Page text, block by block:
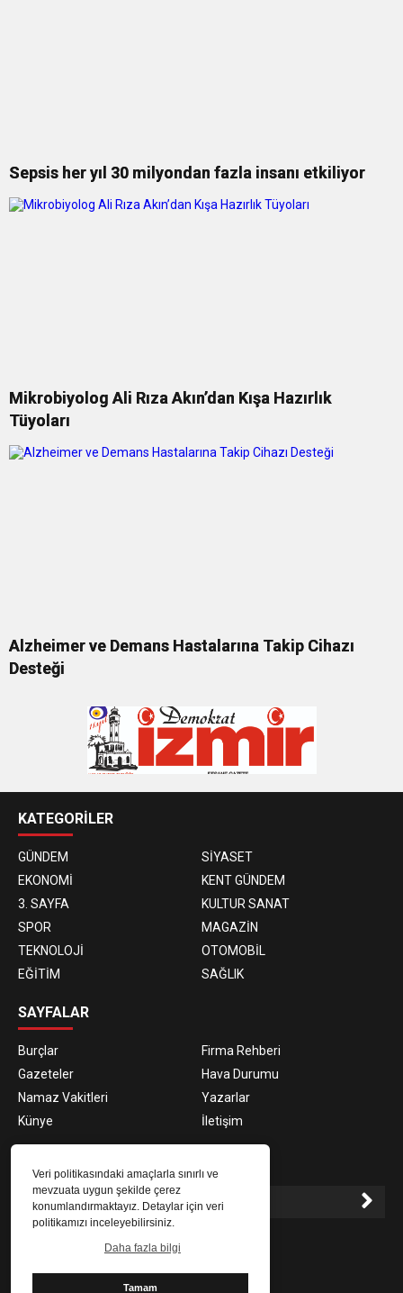
Veri politikasındaki amaçlarla sınırlı ve
mevzuata uygun şekilde çerez
konumlandırmaktayız. Detaylar için veri
politikamızı inceleyebilirsiniz.
Daha fazla bilgi
Tamam
Sepsis her yıl 30 milyondan fazla insanı etkiliyor
Mikrobiyolog Ali Rıza Akın’dan Kışa Hazırlık
Tüyoları
Alzheimer ve Demans Hastalarına Takip Cihazı
Desteği
KATEGORİLER
GÜNDEM
SİYASET
EKONOMİ
KENT GÜNDEM
3. SAYFA
KULTUR SANAT
SPOR
MAGAZİN
TEKNOLOJİ
OTOMOBİL
EĞİTİM
SAĞLIK
SAYFALAR
Burçlar
Firma Rehberi
Gazeteler
Hava Durumu
Namaz Vakitleri
Yazarlar
Künye
İletişim